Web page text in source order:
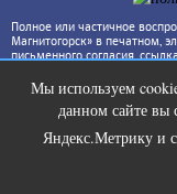
Полное или частичное
Магнитогорск» в печатном,
письменного согласия,
ответственность несут
разделять точку зрения
Мы используем
данном сайте вы
Яндекс.Метрику и